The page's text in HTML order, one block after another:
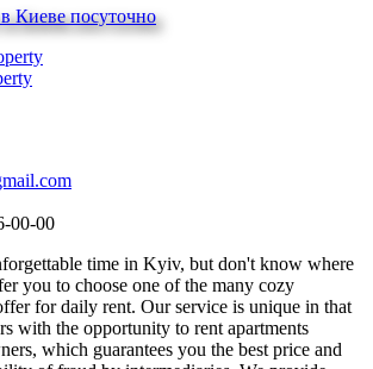
00-00
time in Kyiv, but don't know where
you to choose one of the many cozy
for daily rent. Our service is unique in that
with the opportunity to rent apartments
which guarantees you the best price and